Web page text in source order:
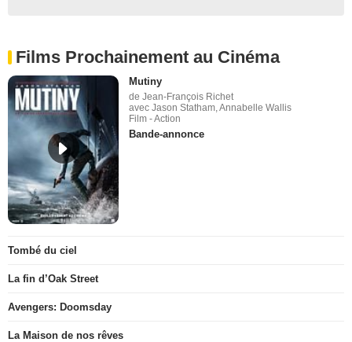
Films Prochainement au Cinéma
Mutiny
de Jean-François Richet
avec Jason Statham, Annabelle Wallis
Film - Action
Bande-annonce
Tombé du ciel
La fin d’Oak Street
Avengers: Doomsday
La Maison de nos rêves